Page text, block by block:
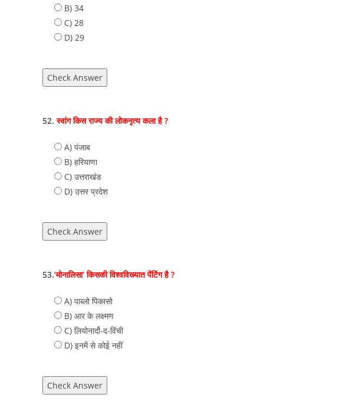
B) 34
C) 28
D) 29
Check Answer
52. स्वांग किस राज्य की लोकनृत्य कला है ?
A) पंजाब
B) हरियाणा
C) उत्तराखंड
D) उत्तर प्रदेश
Check Answer
53.‘मोनालिसा’ किसकी विश्वविख्यात पेंटिंग है ?
A) पाब्लो पिकासो
B) आर के लक्ष्मण
C) लियोनार्दो-द-विंची
D) इनमें से कोई नहीं
Check Answer